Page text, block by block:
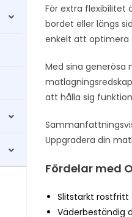
För extra flexibilitet
bordet eller längs
enkelt att optimera
Med sina generösa
att hålla sig
Uppgradera din
Fördelar med
Slitstarkt
Väderbeständig